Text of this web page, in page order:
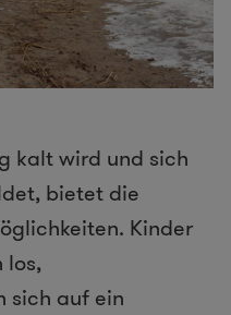
kalt wird und sich
bietet die
Kinder
los,
sich auf ein